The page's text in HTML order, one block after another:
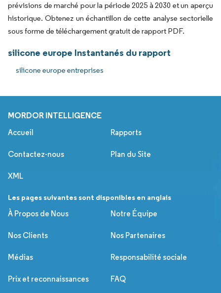
prévisions de marché pour la période 2025 à 2030 et un aperçu
historique. Obtenez un échantillon de cette analyse sectorielle
sous forme de téléchargement gratuit de rapport PDF.
silicone europe Instantanés du rapport
silicone europe entreprises
MORDOR INTELLIGENCE
Accueil Rapports
Contactez-nous Plan du Site
XML
Les pages suivantes sont disponibles en anglais
À Propos de Nous
Notre Équipe
Nos Clients Nos Partenaires
Médias Responsabilité sociale
Prix et reconnaissances FAQ